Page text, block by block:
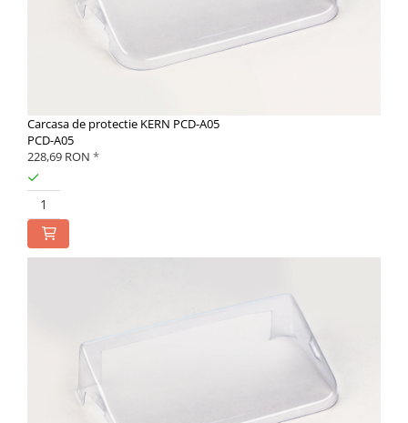
Carcasa de protectie KERN PCD-A05
PCD-A05
228,69 RON *